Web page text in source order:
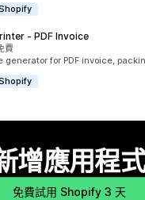
‑ PDF Invoice
費
generator for PDF invoice,
增應用程
免費試用 Shopify 3 天